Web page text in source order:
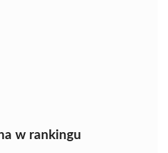
w rankingu